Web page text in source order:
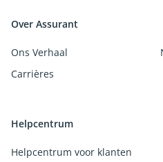
Over Assurant
Ons Verhaal
Carrières
Helpcentrum
Helpcentrum voor klanten